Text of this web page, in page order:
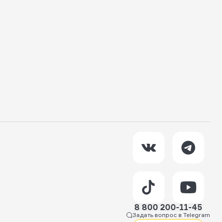
8 800 200-11-45
Задать вопрос в Telegram